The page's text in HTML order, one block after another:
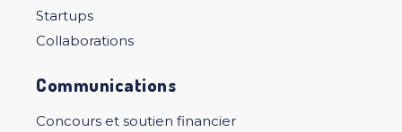
Startups
Collaborations
Communications
Concours et soutien financier